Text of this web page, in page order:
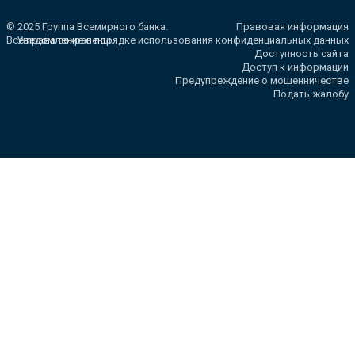
© 2025 Группа Всемирного банка.
Все права сохранены.
Правовая информация
Уведомление о порядке использования конфиденциальных данных
Доступность сайта
Доступ к информации
Предупреждение о мошенничестве
Подать жалобу